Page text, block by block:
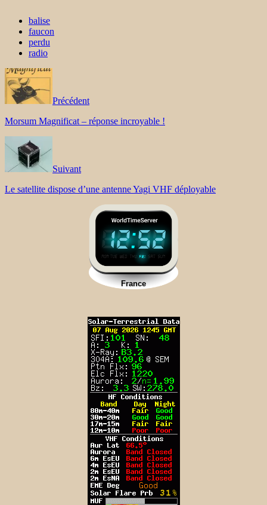
balise
faucon
perdu
radio
Précédent
Morsum Magnificat – réponse incroyable !
Suivant
Le satellite dispose d’une antenne Yagi VHF déployable